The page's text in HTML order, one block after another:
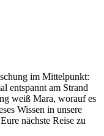
im Mittelpunkt:
entspannt am Strand
weiß Mara, worauf es
Wissen in unsere
nächste Reise zu